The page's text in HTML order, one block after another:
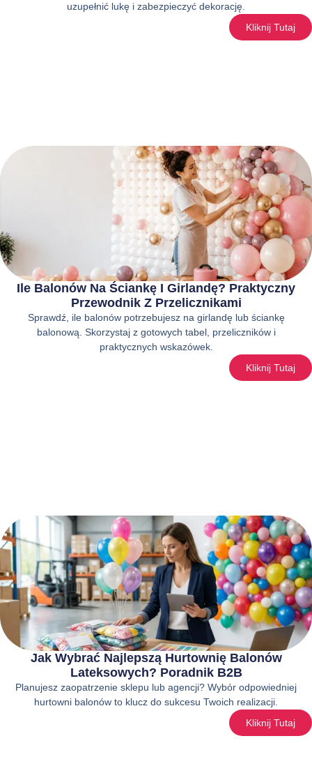
uzupełnić lukę i zabezpieczyć dekorację.
Kliknij Tutaj
Ile Balonów Na Ściankę I Girlandę? Praktyczny
Przewodnik Z Przelicznikami
Sprawdź, ile balonów potrzebujesz na girlandę lub ściankę
balonową. Skorzystaj z gotowych tabel, przeliczników i
praktycznych wskazówek.
Kliknij Tutaj
Jak Wybrać Najlepszą Hurtownię Balonów
Lateksowych? Poradnik B2B
Planujesz zaopatrzenie sklepu lub agencji? Wybór odpowiedniej
hurtowni balonów to klucz do sukcesu Twoich realizacji.
Kliknij Tutaj